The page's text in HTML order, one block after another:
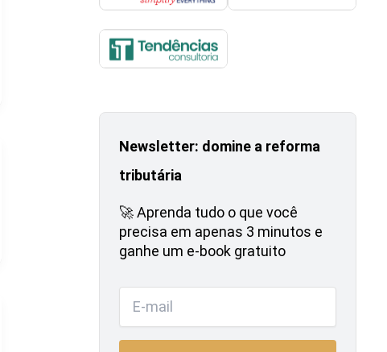
Newsletter: domine a reforma
tributária
🚀 Aprenda tudo o que você
precisa em apenas 3 minutos e
ganhe um e-book gratuito